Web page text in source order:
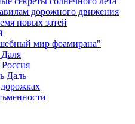
дорожного движения
новых затей
мир фоамирана"
Даль